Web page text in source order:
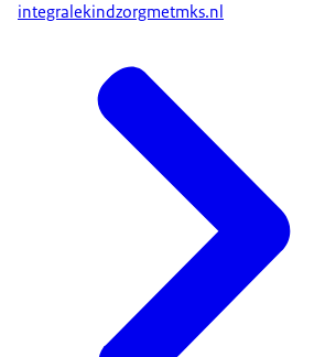
integralekindzorgmetmks.nl